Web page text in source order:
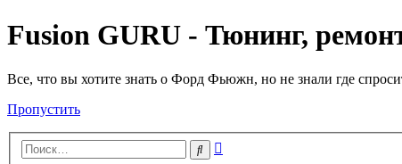
Fusion GURU - Тюнинг,
Все, что вы хотите знать о Форд Фьюжн, но не знали где
Пропустить
Поиск